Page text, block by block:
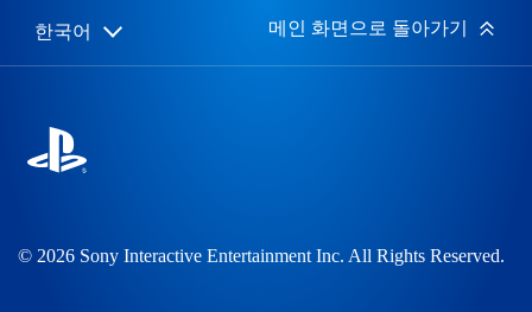
Select
Current
한국어 메인 화면으로 돌아가기
© 2026 Sony Interactive Entertainment Inc. All Rights Reserved.